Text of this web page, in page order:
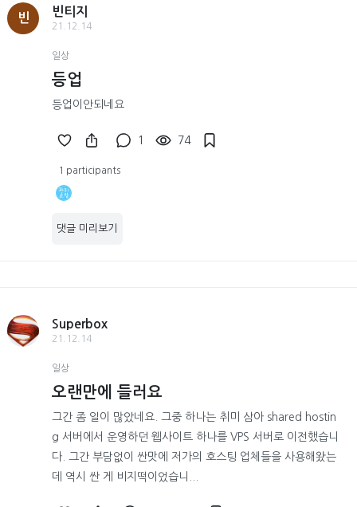
빈
빈티지
21.12.14
일상
등업
등업이안되네요
1 74
1 participants
댓글 미리보기
Superbox
21.12.14
일상
오랜만에 들러요
그간 좀 일이 많았네요. 그중 하나는 취미 삼아 shared hostin
g 서버에서 운영하던 웹사이트 하나를 VPS 서버로 이전했습니
다. 그간 부담없이 싼맛에 저가의 호스팅 업체들을 사용해왔는
데 역시 싼 게 비지떡이었습니...